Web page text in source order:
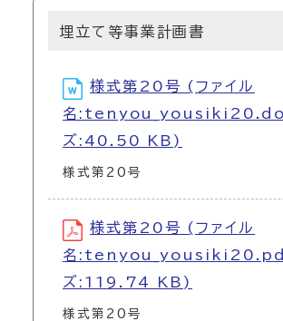
埋立て等事業計画書
様式第20号 (ファイル
名
ズ:40.50 KB)
様式第20号
様式第20号 (ファイル
名
ズ:119.74 KB)
様式第20号